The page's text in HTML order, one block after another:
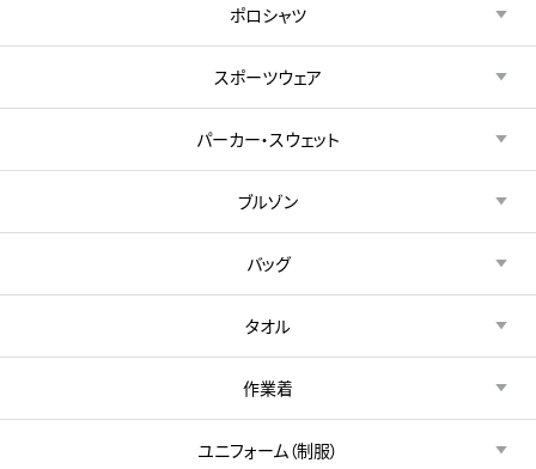
ポロシャツ
スポーツウェア
パーカー・スウェット
ブルゾン
バッグ
タオル
作業着
ユニフォーム（制服）